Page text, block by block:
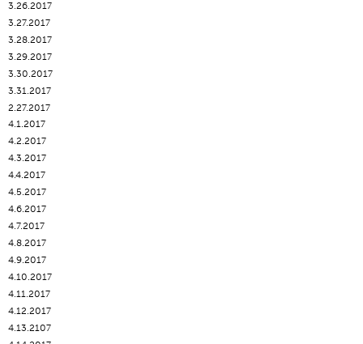
3.26.2017
3.27.2017
3.28.2017
3.29.2017
3.30.2017
3.31.2017
2.27.2017
4.1.2017
4.2.2017
4.3.2017
4.4.2017
4.5.2017
4.6.2017
4.7.2017
4.8.2017
4.9.2017
4.10.2017
4.11.2017
4.12.2017
4.13.2107